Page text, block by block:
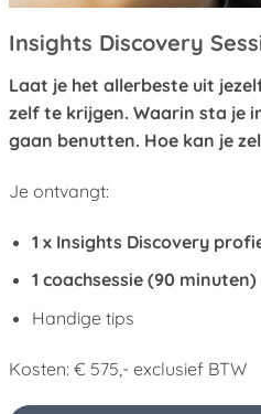
Insights Discovery
Laat je het allerbeste uit
zelf te krijgen. Waarin sta je
gaan benutten. Hoe kan je
Je ontvangt:
1 x Insights Discovery
1 coachsessie (90 minuten)
Handige tips
Kosten: € 575,- exclusief BTW